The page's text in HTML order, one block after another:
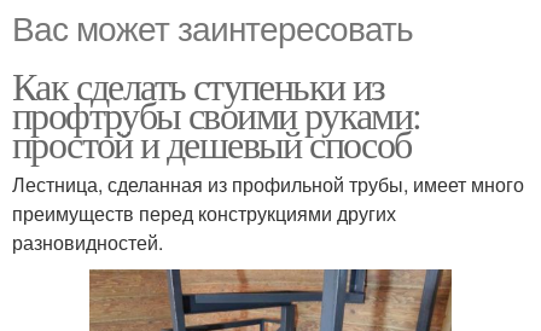
Вас может заинтересовать
Как сделать ступеньки из
профтрубы своими руками:
простой и дешевый способ
Лестница, сделанная из профильной трубы, имеет много
преимуществ перед конструкциями других
разновидностей.